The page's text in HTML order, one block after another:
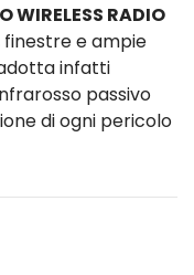
WIRELESS RADIO
e ampie
infatti
passivo
di ogni pericolo